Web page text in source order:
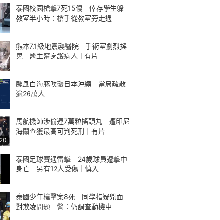
泰國校園槍擊7死15傷 倖存學生躲
教室半小時：槍手從教室旁走過
熊本7.1級地震襲醫院 手術室劇烈搖
晃 醫生奮身護病人｜有片
颱風白海豚吹襲日本沖繩 當局疏散
逾26萬人
馬航機師涉偷運7萬粒搖頭丸 遭印尼
海關查獲最高可判死刑｜有片
泰國足球賽遇雷擊 24歲球員遭擊中
身亡 另有12人受傷｜慎入
泰國少年槍擊案8死 同學指疑兇面
對欺凌問題 警：仍調查動機中